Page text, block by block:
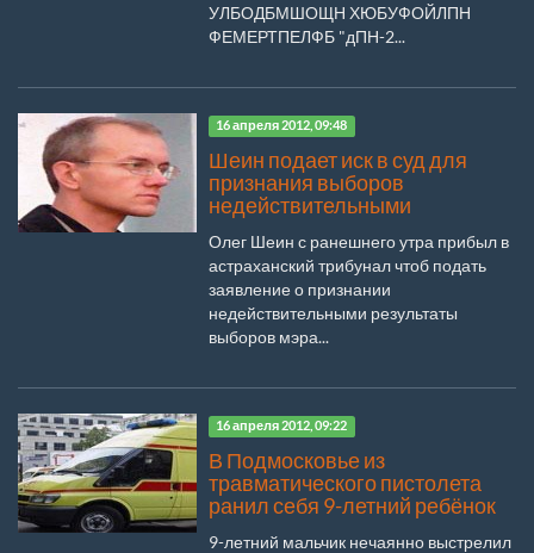
УЛБОДБМШОЩН ХЮБУФОЙЛПН
ФЕМЕРТПЕЛФБ "дПН-2...
16 апреля 2012, 09:48
Шеин подает иск в суд для
признания выборов
недействительными
Олег Шеин с ранешнего утра прибыл в
астраханский трибунал чтоб подать
заявление о признании
недействительными результаты
выборов мэра...
16 апреля 2012, 09:22
В Подмосковье из
травматического пистолета
ранил себя 9-летний ребёнок
9-летний мальчик нечаянно выстрелил